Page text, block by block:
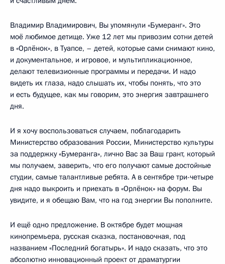
Владимир Владимирович, Вы упомянули «Бумеранг». Это
моё любимое детище. Уже 12 лет мы привозим сотни детей
в «Орлёнок», в Туапсе, – детей, которые сами снимают кино,
и документальное, и игровое, и мультипликационное,
делают телевизионные программы и передачи. И надо
видеть их глаза, надо слышать их, чтобы понять, что это
и есть будущее, как мы говорим, это энергия завтрашнего
дня.
И я хочу воспользоваться случаем, поблагодарить
Министерство образования России, Министерство культуры
за поддержку «Бумеранга», лично Вас за Ваш грант, который
мы получаем, заверить, что его получают самые достойные
студии, самые талантливые ребята. А в сентябре три-четыре
дня надо выкроить и приехать в «Орлёнок» на форум. Вы
увидите, и я обещаю Вам, что на год энергии Вы пополните.
И ещё одно предложение. В октябре будет мощная
кинопремьера, русская сказка, постановочная, под
названием «Последний богатырь». И надо сказать, что это
абсолютно инновационный проект от драматургии